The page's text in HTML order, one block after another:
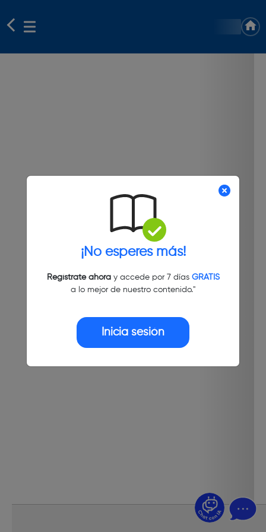
¡No esperes más!
Regístrate ahoray accede por 7 días GRATIS
a lo mejor de nuestro contenido."
Inicia sesión